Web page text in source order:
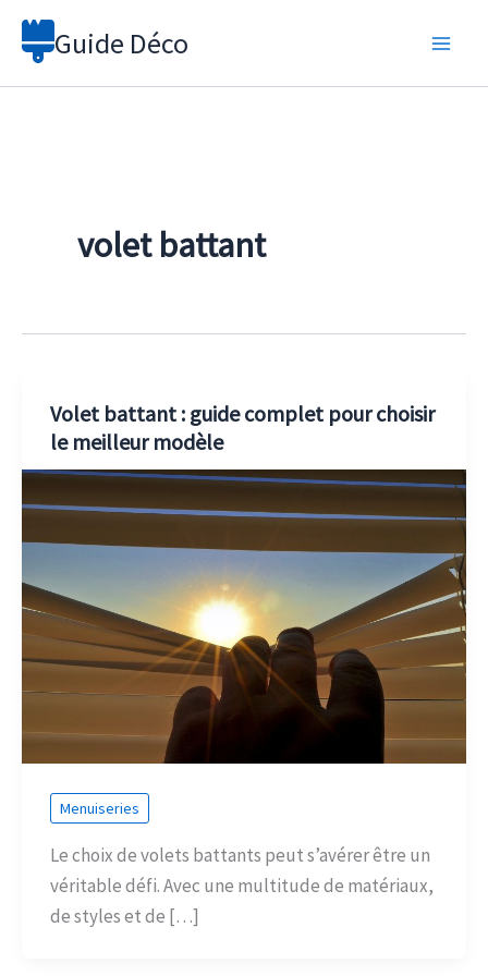
Aller
Guide Déco
volet battant
Volet battant : guide complet pour choisir
le meilleur modèle
Menuiseries
Le choix de volets battants peut s’avérer être un
véritable défi. Avec une multitude de matériaux,
de styles et de […]